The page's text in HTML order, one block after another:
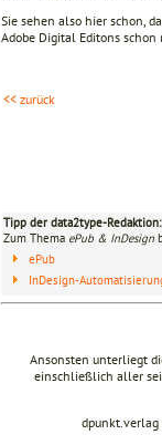
Sie sehen also hier schon,
Adobe Digital Editons schon
<< zurück
Tipp der data2type-Redaktion:
Zum Thema ePub & InDesign
ePub
InDesign-
Ansonsten unterliegt
einschließlich aller